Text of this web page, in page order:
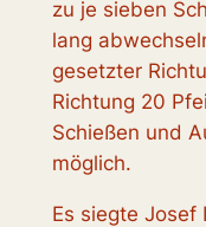
zu je sieben
lang
gesetzter
Richtung 20
Schießen und
möglich.
Es siegte Josef